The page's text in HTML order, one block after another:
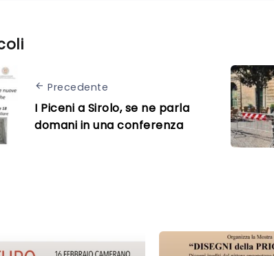
Precedente
I Piceni a Sirolo, se ne parla
domani in una conferenza